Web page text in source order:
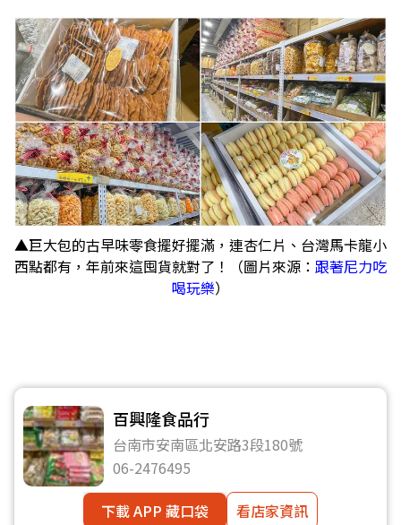
▲巨大包的古早味零食擺好擺滿，連杏仁片、台灣馬卡龍小
西點都有，年前來這囤貨就對了！（圖片來源： 跟著尼力吃
喝玩樂）
百興隆食品行
台南市安南區北安路3段180號
06-2476495
下載 APP 藏口袋
看店家資訊